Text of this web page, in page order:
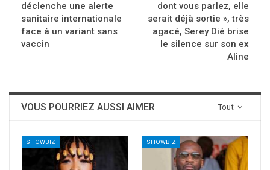
déclenche une alerte
sanitaire internationale
face à un variant sans
vaccin
dont vous parlez, elle
serait déjà sortie », très
agacé, Serey Dié brise
le silence sur son ex
Aline
Tout
VOUS POURRIEZ AUSSI AIMER
SHOWBIZ SHOWBIZ